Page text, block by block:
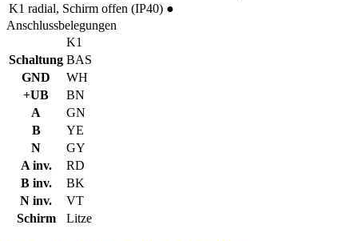
K1 radial, Schirm offen (IP40) ●
Anschlussbelegungen
K1
Schaltung BAS
GND
WH
+UB
BN
A
GN
B
YE
N
GY
A inv.
RD
B inv.
BK
N inv.
VT
Schirm
Litze